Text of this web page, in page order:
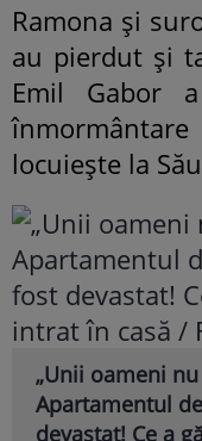
Ramona și
au pierdut și
Emil Gabor
locuiește la
„Unii oameni
Apartamentul
devastat! Ce a